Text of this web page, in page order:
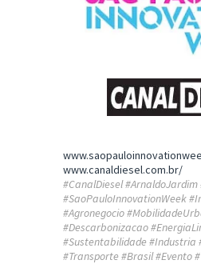
www.canaldiesel.com.br/
#CanalDiesel
#SaoPauloInnovationWeek
#Agronegocio
#Descarbonizacao
#Sustentabilidade
#Transporte #Brasil #Evento